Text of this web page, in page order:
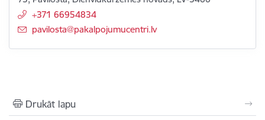
+371 66954834
E-pasts:
pavilosta@pakalpojumucentri.lv
Drukāt lapu